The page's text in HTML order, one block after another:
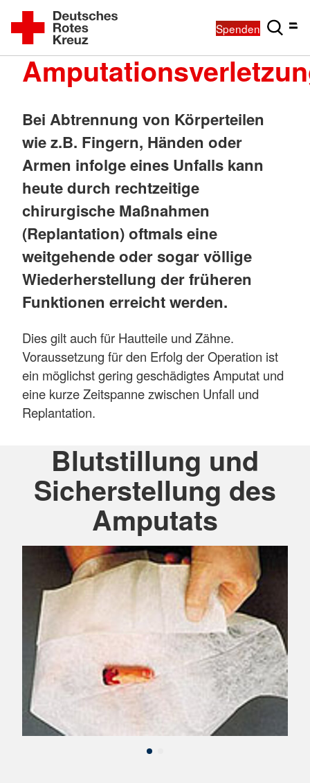
Spenden
Bei Abtrennung von Körperteilen
wie z.B. Fingern, Händen oder
Armen infolge eines Unfalls kann
heute durch rechtzeitige
chirurgische Maßnahmen
(Replantation) oftmals eine
weitgehende oder sogar völlige
Wiederherstellung der früheren
Funktionen erreicht werden.
Dies gilt auch für Hautteile und Zähne.
Voraussetzung für den Erfolg der Operation ist
ein möglichst gering geschädigtes Amputat und
eine kurze Zeitspanne zwischen Unfall und
Replantation.
Blutstillung und
Sicherstellung des
Amputats